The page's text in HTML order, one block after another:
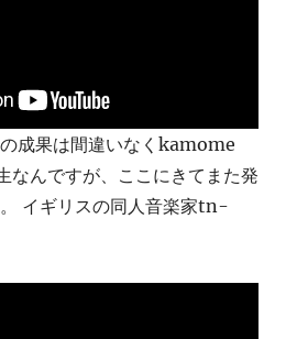
成果は間違いなくkamome
なんですが、ここにきてまた発
イギリスの同人音楽家tn-